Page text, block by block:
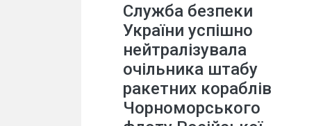
Служба безпеки
України успішно
нейтралізувала
очільника штабу
ракетних кораблів
Чорноморського